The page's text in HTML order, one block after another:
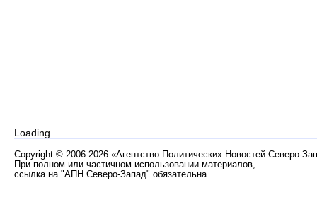
Loading...
Copyright © 2006-2026 «Агентство Политических Новостей Северо-
При полном или частичном использовании материалов,
ссылка на "АПН Северо-Запад" обязательна